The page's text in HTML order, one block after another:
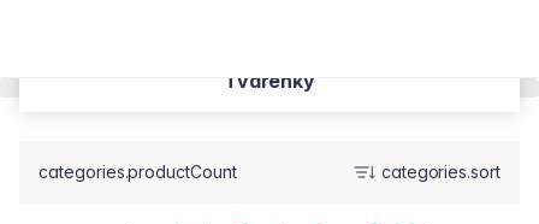
Tvářenky
categories.productCount categories.sort